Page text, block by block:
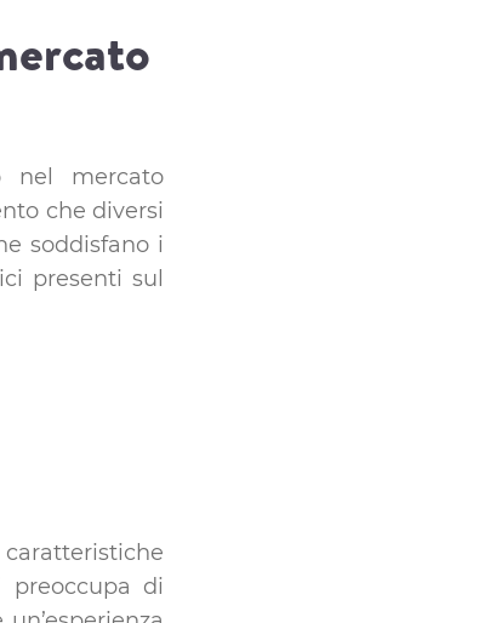
nel mercato
che diversi
soddisfano i
presenti sul
preoccupa di